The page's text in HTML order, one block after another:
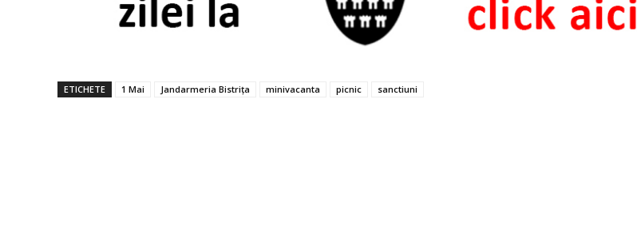
ETICHETE 1 Mai Jandarmeria Bistrița minivacanta picnic sanctiuni